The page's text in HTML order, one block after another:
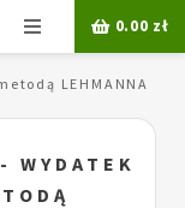
Menu 0.00 zł
LEHMANNA
WYDATEK